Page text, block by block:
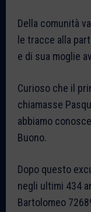
Della comunità
le tracce alla
e di sua moglie
Curioso che il
chiamasse
abbiamo
Buono.
Dopo questo
negli ultimi 434
Bartolomeo